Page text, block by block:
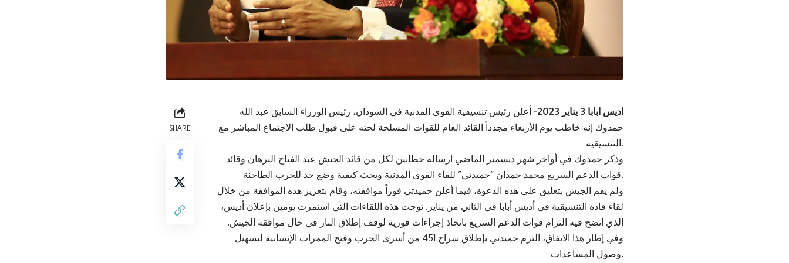
SHARE
اديس ابابا 3 يناير 2023-
أعلن رئيس تنسيقية القوى المدنية في السودان، رئيس الوزراء السابق عبد الله
حمدوك إنه خاطب يوم الأربعاء مجدداً القائد العام للقوات المسلحة لحثه على قبول طلب الاجتماع المباشر مع
التنسيقية.
وذكر حمدوك في أواخر شهر ديسمبر الماضي ارساله خطابين لكل من قائد الجيش عبد الفتاح البرهان وقائد
قوات الدعم السريع محمد حمدان “حميدتي” للقاء القوى المدنية وبحث كيفية وضع حد للحرب الطاحنة.
ولم يقم الجيش بتعليق على هذه الدعوة، فيما أعلن حميدتي فوراً موافقته، وقام بتعزيز هذه الموافقة من خلال
لقاء قادة التنسيقية في أديس أبابا في الثاني من يناير. توجت هذة اللقاءات التي استمرت يومين بإعلان أديس،
الذي اتضح فيه التزام قوات الدعم السريع باتخاذ إجراءات فورية لوقف إطلاق النار في حال موافقة الجيش.
وفي إطار هذا الاتفاق، التزم حميدتي بإطلاق سراح 451 من أسرى الحرب وفتح الممرات الإنسانية لتسهيل
وصول المساعدات.